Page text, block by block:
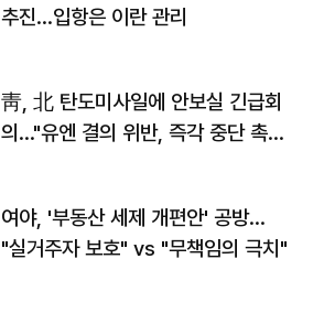
추진…입항은 이란 관리
靑, 北 탄도미사일에 안보실 긴급회
의…"유엔 결의 위반, 즉각 중단 촉
여야, '부동산 세제 개편안' 공방…
"실거주자 보호" vs "무책임의 극치"